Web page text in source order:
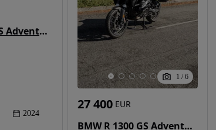
BMW R 1300 GS Adventure
2024
1 / 6
BMW R 1300 GS Adventure
27 400 EUR